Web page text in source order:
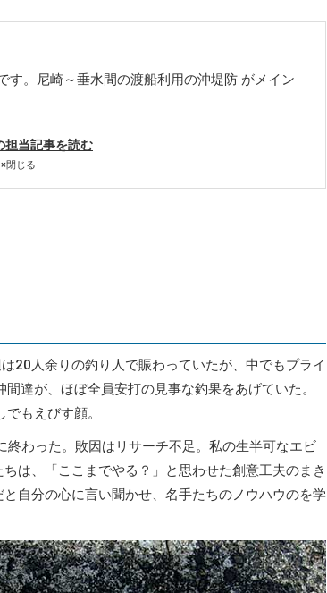
す。尼崎～垂水間の渡船利用の沖堤防 がメイン
担当記事を読む
×閉じる
20人余りの釣り人で賑わっていたが、中でもプライ
達が、ほぼ全員安打の見事な釣果をあげていた。
もえびす顔。
わった。敗因はリサーチ不足。私の生半可なエビ
は、「ここまでやる？」と思わせた創意工夫のまき
自分の心に言い聞かせ、名手たちのノウハウのを学